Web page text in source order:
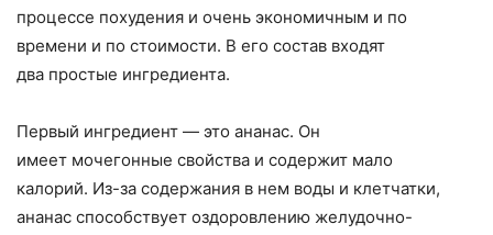
процессе похудения и очень экономичным и по
времени и по стоимости. В его состав входят
два простые ингредиента.
Первый ингредиент — это ананас. Он
имеет мочегонные свойства и содержит мало
калорий. Из-за содержания в нем воды и клетчатки,
ананас способствует оздоровлению желудочно-